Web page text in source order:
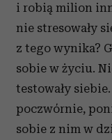
i robią milion
nie stresowały
z tego wynika?
sobie w życiu.
testowały
poczwórnie,
sobie z nim w